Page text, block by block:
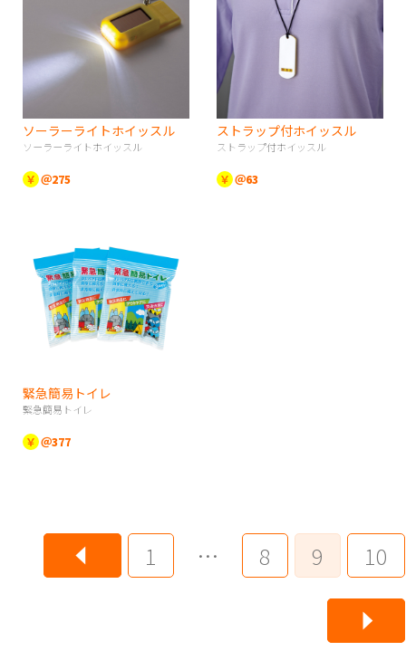
ソーラーライトホイッスル
ソーラーライトホイッスル
￥ ＠275
ストラップ付ホイッスル
ストラップ付ホイッスル
￥ ＠63
緊急簡易トイレ
緊急簡易トイレ
￥ ＠377
1 … 8 9 10